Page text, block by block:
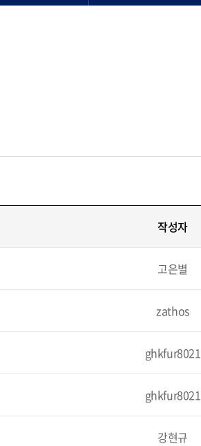
작성자
고은별
zathos
ghkfur8021
ghkfur8021
강현규